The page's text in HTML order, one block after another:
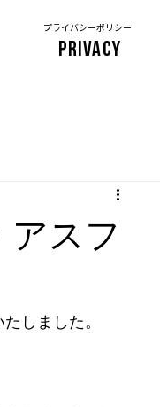
PRIVACY
プライバシーポリシー
スフ
しました。